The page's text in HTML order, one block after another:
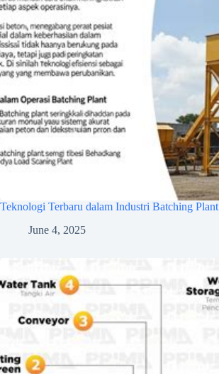
Teknologi Terbaru dalam Industri Batching Plant
June 4, 2025